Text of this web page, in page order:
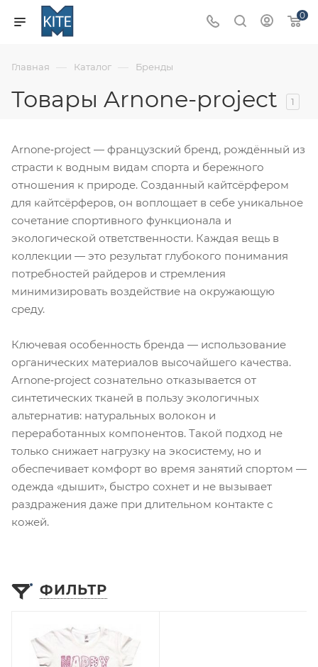
0
Главная — Каталог — Бренды
Товары Arnone-project 1
Arnone‑project — французский бренд, рождённый из
страсти к водным видам спорта и бережного
отношения к природе. Созданный кайтсёрфером
для кайтсёрферов, он воплощает в себе уникальное
сочетание спортивного функционала и
экологической ответственности. Каждая вещь в
коллекции — это результат глубокого понимания
потребностей райдеров и стремления
минимизировать воздействие на окружающую
среду.
Ключевая особенность бренда — использование
органических материалов высочайшего качества.
Arnone‑project сознательно отказывается от
синтетических тканей в пользу экологичных
альтернатив: натуральных волокон и
переработанных компонентов. Такой подход не
только снижает нагрузку на экосистему, но и
обеспечивает комфорт во время занятий спортом —
одежда «дышит», быстро сохнет и не вызывает
раздражения даже при длительном контакте с
кожей.
ФИЛЬТР